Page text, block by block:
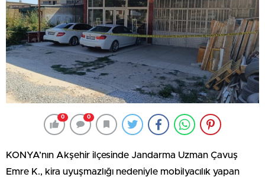
0 0
KONYA’nın Akşehir ilçesinde Jandarma Uzman Çavuş
Emre K., kira uyuşmazlığı nedeniyle mobilyacılık yapan